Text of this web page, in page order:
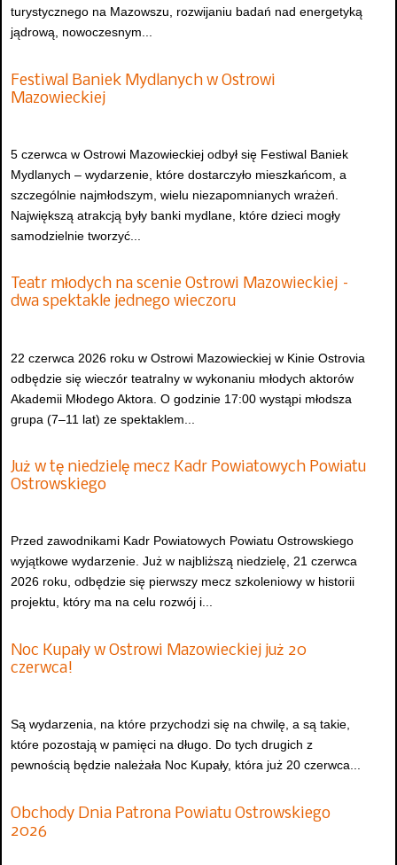
turystycznego na Mazowszu, rozwijaniu badań nad energetyką
jądrową, nowoczesnym...
Festiwal Baniek Mydlanych w Ostrowi
Mazowieckiej
5 czerwca w Ostrowi Mazowieckiej odbył się Festiwal Baniek
Mydlanych – wydarzenie, które dostarczyło mieszkańcom, a
szczególnie najmłodszym, wielu niezapomnianych wrażeń.
Największą atrakcją były banki mydlane, które dzieci mogły
samodzielnie tworzyć...
Teatr młodych na scenie Ostrowi Mazowieckiej –
dwa spektakle jednego wieczoru
22 czerwca 2026 roku w Ostrowi Mazowieckiej w Kinie Ostrovia
odbędzie się wieczór teatralny w wykonaniu młodych aktorów
Akademii Młodego Aktora. O godzinie 17:00 wystąpi młodsza
grupa (7–11 lat) ze spektaklem...
Już w tę niedzielę mecz Kadr Powiatowych Powiatu
Ostrowskiego
Przed zawodnikami Kadr Powiatowych Powiatu Ostrowskiego
wyjątkowe wydarzenie. Już w najbliższą niedzielę, 21 czerwca
2026 roku, odbędzie się pierwszy mecz szkoleniowy w historii
projektu, który ma na celu rozwój i...
Noc Kupały w Ostrowi Mazowieckiej już 20
czerwca!
Są wydarzenia, na które przychodzi się na chwilę, a są takie,
które pozostają w pamięci na długo. Do tych drugich z
pewnością będzie należała Noc Kupały, która już 20 czerwca...
Obchody Dnia Patrona Powiatu Ostrowskiego
2026